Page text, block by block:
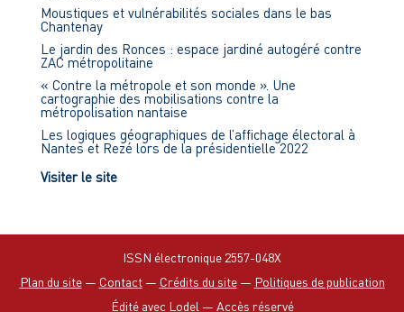
Moustiques et vulnérabilités sociales dans le bas
Chantenay
Le jardin des Ronces : espace jardiné autogéré contre
ZAC métropolitaine
« Contre la métropole et son monde ». Une
cartographie des mobilisations contre la
métropolisation nantaise
Les logiques géographiques de l’affichage électoral à
Nantes et Rezé lors de la présidentielle 2022
Visiter le site
ISSN électronique 2557-048X
Plan du site— Contact— Crédits du site— Politiques de publication
Édité avec Lodel — Accès réservé